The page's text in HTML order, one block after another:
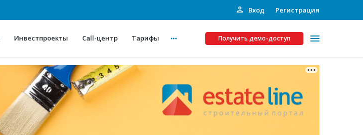
Вход Регистрация
Инвестпроекты Call-центр Тарифы Получить демо-доступ
О проекте
Конкурентные преимущества
Платные услуги
Рекламодателям